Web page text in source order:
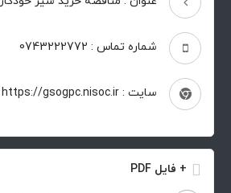
شماره تماس : 0743222772
سایت : https://gsogpc.nisoc.ir
+ فایل PDF